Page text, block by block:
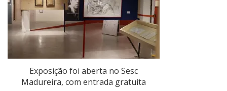
Exposição foi aberta no Sesc
Madureira, com entrada gratuita